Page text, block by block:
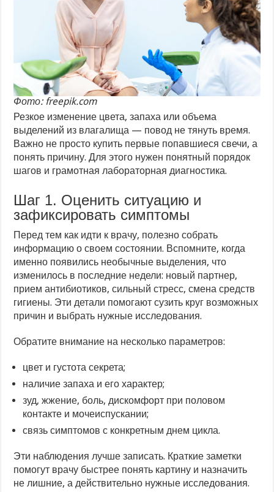
Фото: freepik.com
Резкое изменение цвета, запаха или объема
выделений из влагалища — повод не тянуть время.
Важно не просто купить первые попавшиеся свечи, а
понять причину. Для этого нужен понятный порядок
шагов и грамотная лабораторная диагностика.
Шаг 1. Оценить ситуацию и
зафиксировать симптомы
Перед тем как идти к врачу, полезно собрать
информацию о своем состоянии. Вспомните, когда
именно появились необычные выделения, что
изменилось в последние недели: новый партнер,
прием антибиотиков, сильный стресс, смена средств
гигиены. Эти детали помогают сузить круг возможных
причин и выбрать нужные исследования.
Обратите внимание на несколько параметров:
цвет и густота секрета;
наличие запаха и его характер;
зуд, жжение, боль, дискомфорт при половом
контакте и мочеиспускании;
связь симптомов с конкретным днем цикла.
Эти наблюдения лучше записать. Краткие заметки
помогут врачу быстрее понять картину и назначить
не лишние, а действительно нужные исследования.